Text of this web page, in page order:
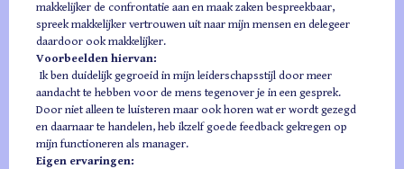
makkelijker de confrontatie aan en maak zaken bespreekbaar,
spreek makkelijker vertrouwen uit naar mijn mensen en delegeer
daardoor ook makkelijker.
Voorbeelden hiervan:
Ik ben duidelijk gegroeid in mijn leiderschapsstijl door meer
aandacht te hebben voor de mens tegenover je in een gesprek.
Door niet alleen te luisteren maar ook horen wat er wordt gezegd
en daarnaar te handelen, heb ikzelf goede feedback gekregen op
mijn functioneren als manager.
Eigen ervaringen: